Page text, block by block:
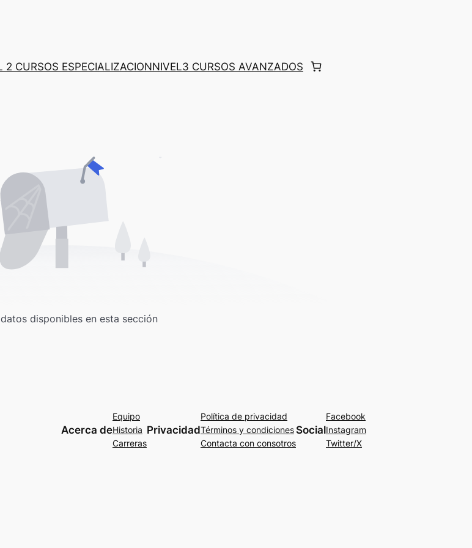
2 CURSOS ESPECIALIZACIONNIVEL3 CURSOS AVANZADOS
disponibles en esta sección
Acerca de
Equipo
Historia
Carreras
Privacidad
Política de privacidad
Términos y condiciones
Contacta con consotros
Social
Facebook
Instagram
Twitter/X